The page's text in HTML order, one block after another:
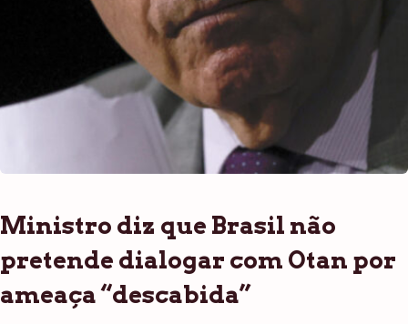
Ministro diz que Brasil não
pretende dialogar com Otan por
ameaça “descabida”